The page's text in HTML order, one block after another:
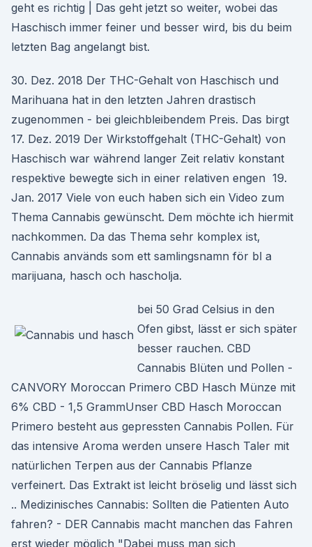
geht es richtig | Das geht jetzt so weiter, wobei das
Haschisch immer feiner und besser wird, bis du beim
letzten Bag angelangt bist.
30. Dez. 2018 Der THC-Gehalt von Haschisch und
Marihuana hat in den letzten Jahren drastisch
zugenommen - bei gleichbleibendem Preis. Das birgt
17. Dez. 2019 Der Wirkstoffgehalt (THC-Gehalt) von
Haschisch war während langer Zeit relativ konstant
respektive bewegte sich in einer relativen engen 19.
Jan. 2017 Viele von euch haben sich ein Video zum
Thema Cannabis gewünscht. Dem möchte ich hiermit
nachkommen. Da das Thema sehr komplex ist,
Cannabis används som ett samlingsnamn för bl a
marijuana, hasch och hascholja.
bei 50 Grad Celsius in den
Ofen gibst, lässt er sich später
besser rauchen. CBD
Cannabis Blüten und Pollen -
CANVORY Moroccan Primero CBD Hasch Münze mit
6% CBD - 1,5 GrammUnser CBD Hasch Moroccan
Primero besteht aus gepressten Cannabis Pollen. Für
das intensive Aroma werden unsere Hasch Taler mit
natürlichen Terpen aus der Cannabis Pflanze
verfeinert. Das Extrakt ist leicht bröselig und lässt sich
.. Medizinisches Cannabis: Sollten die Patienten Auto
fahren? - DER Cannabis macht manchen das Fahren
erst wieder möglich "Dabei muss man sich